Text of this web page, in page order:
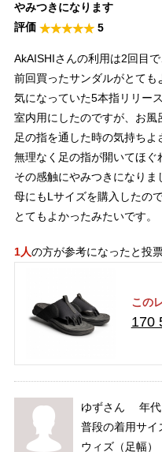
やみつきになります
5
AkAISHIさんの利用は2回目で
前回買ったサンダルがとても
気になっていた5本指リリー
室内用にしたのですが、お風
足の指を通した時の気持ちよ
無理なく足の指が開いてほぐ
その感触にやみつきになりま
母にもLサイズを購入したので
とてもよかったみたいです。
1人の方が参考になったと投
この
170
ゆずさん
普段の着用サイ
ウィズ（足幅）